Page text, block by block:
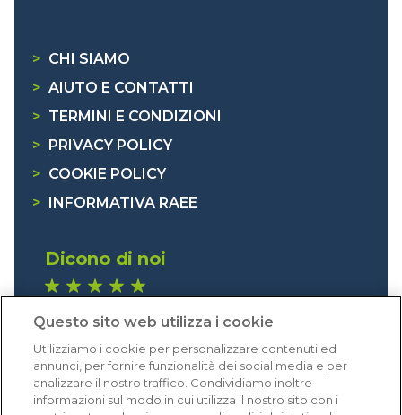
> CHI SIAMO
> AIUTO E CONTATTI
> TERMINI E CONDIZIONI
>
PRIVACY POLICY
> COOKIE POLICY
>
INFORMATIVA RAEE
Dicono di noi
Eccellente (4,8)
Acquisti verificati
Questo sito web utilizza i cookie
Utilizziamo i cookie per personalizzare contenuti ed
annunci, per fornire funzionalità dei social media e per
analizzare il nostro traffico. Condividiamo inoltre
informazioni sul modo in cui utilizza il nostro sito con i